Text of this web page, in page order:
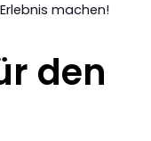
machen!
den